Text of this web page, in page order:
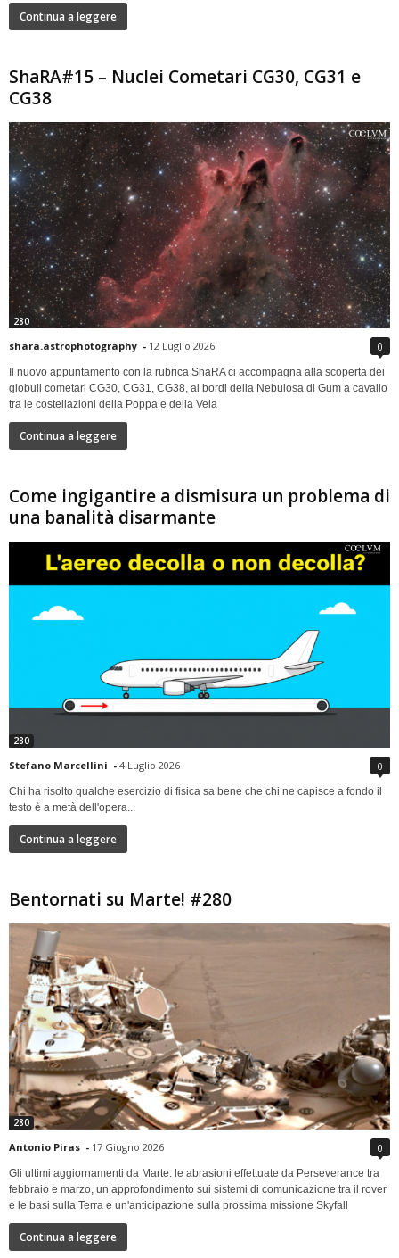
Continua a leggere
ShaRA#15 – Nuclei Cometari CG30, CG31 e
CG38
280
shara.astrophotography - 12 Luglio 2026 0
Il nuovo appuntamento con la rubrica ShaRA ci accompagna alla scoperta dei
globuli cometari CG30, CG31, CG38, ai bordi della Nebulosa di Gum a cavallo
tra le costellazioni della Poppa e della Vela
Continua a leggere
Come ingigantire a dismisura un problema di
una banalità disarmante
280
Stefano Marcellini - 4 Luglio 2026 0
Chi ha risolto qualche esercizio di fisica sa bene che chi ne capisce a fondo il
testo è a metà dell'opera...
Continua a leggere
Bentornati su Marte! #280
280
Antonio Piras - 17 Giugno 2026 0
Gli ultimi aggiornamenti da Marte: le abrasioni effettuate da Perseverance tra
febbraio e marzo, un approfondimento sui sistemi di comunicazione tra il rover
e le basi sulla Terra e un'anticipazione sulla prossima missione Skyfall
Continua a leggere